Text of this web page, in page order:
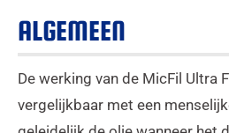
ALGEMEEN
De werking van de MicFil Ultra
vergelijkbaar met een